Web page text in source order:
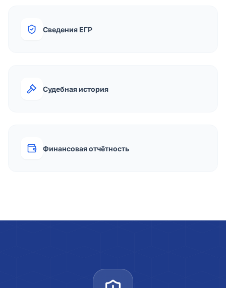
Сведения ЕГР
Судебная история
Финансовая отчётность